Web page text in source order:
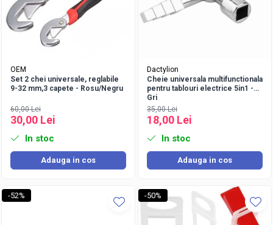
OEM
Set 2 chei universale, reglabile
9-32 mm,3 capete - Rosu/Negru
60,00 Lei
30,00 Lei
In stoc
Adauga in cos
Dactylion
Cheie universala multifunctionala
pentru tablouri electrice 5in1 -
Gri
35,00 Lei
18,00 Lei
In stoc
Adauga in cos
-52% -50%